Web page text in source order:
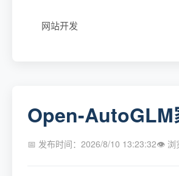
网站开发
Open-AutoGLM
📅 发布时间：2026/8/10 13:23:32👁 浏